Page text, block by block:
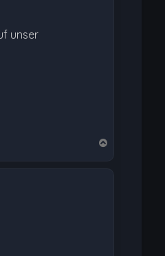
unser